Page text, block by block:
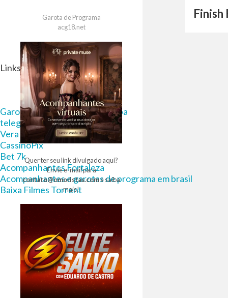
Garota de Programa
acg18.net
Quer ter seu link divulgado aqui?
Envie e-mail para
contato@omoristas.come saiba
mais!
Finish
Links Parceiros
Garota de Programa em Curitiba
telegram 18
Vera bet
CassinoPix
Bet 7k
Acompanhantes Fortaleza
Acompanhantes e garotas de programa em brasil
Baixa Filmes Torrent